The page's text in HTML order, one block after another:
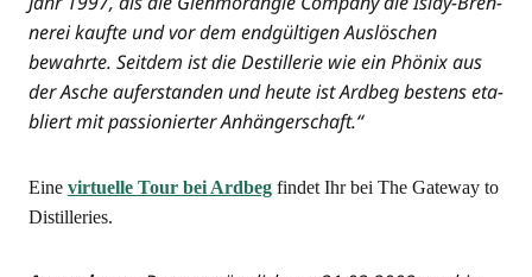
ne­rei kauf­te und vor dem end­gül­ti­gen Aus­lö­schen
bewahr­te. Seit­dem ist die Destil­le­rie wie ein Phö­nix aus
der Asche auf­er­stan­den und heu­te ist Ard­beg bes­tens eta­
bliert mit pas­sio­nier­ter Anhängerschaft.“
Eine vir­tu­el­le Tour bei Ard­begfin­det Ihr bei The Gate­way to
Distilleries.